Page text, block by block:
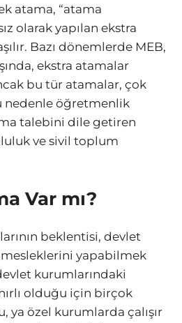
atama, “atama
olarak yapılan ekstra
Bazı dönemlerde MEB,
ekstra atamalar
bu tür atamalar, çok
nedenle öğretmenlik
talebini dile getiren
ve sivil toplum
Var mı?
beklentisi, devlet
yapabilmek
kurumlarındaki
olduğu için birçok
ya özel kurumlarda çalışır